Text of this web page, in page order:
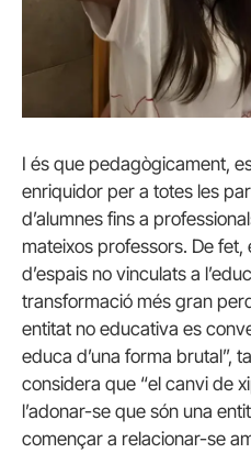
I és que pedagògicament,
enriquidor per a totes les
d’alumnes fins a
mateixos professors. De
d’espais no vinculats a
transformació més gran
entitat no educativa es
educa d’una forma brutal”,
considera que “el canvi de
l’adonar-se que són una
començar a relacionar-se